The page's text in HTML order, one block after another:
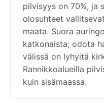
pilvisyys on 70%, ja
olosuhteet
maata. Suora
katkonaista; odota
välissä on lyhyitä
Rannikkoalueilla
kuin sisämaassa.